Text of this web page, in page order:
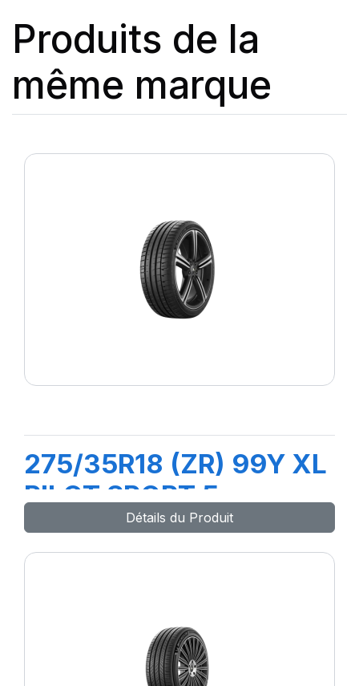
Produits de la
même marque
275/35R18 (ZR) 99Y XL
PILOT SPORT 5
Détails du Produit